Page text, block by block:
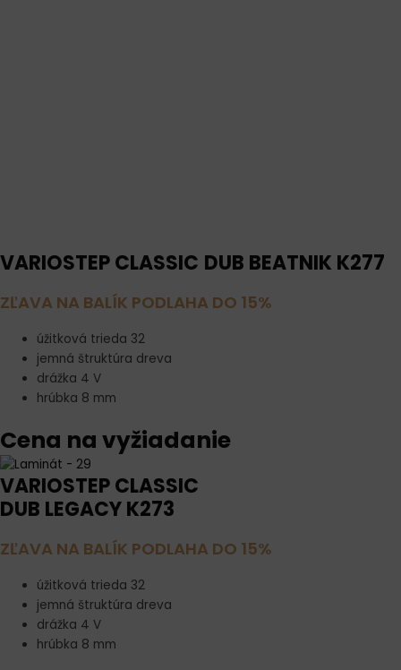
VARIOSTEP CLASSIC DUB BEATNIK K277
ZĽAVA NA BALÍK PODLAHA DO 15%
úžitková trieda 32
jemná štruktúra dreva
drážka 4 V
hrúbka 8 mm
Cena na vyžiadanie
VARIOSTEP CLASSIC
DUB LEGACY K273
ZĽAVA NA BALÍK PODLAHA DO 15%
úžitková trieda 32
jemná štruktúra dreva
drážka 4 V
hrúbka 8 mm